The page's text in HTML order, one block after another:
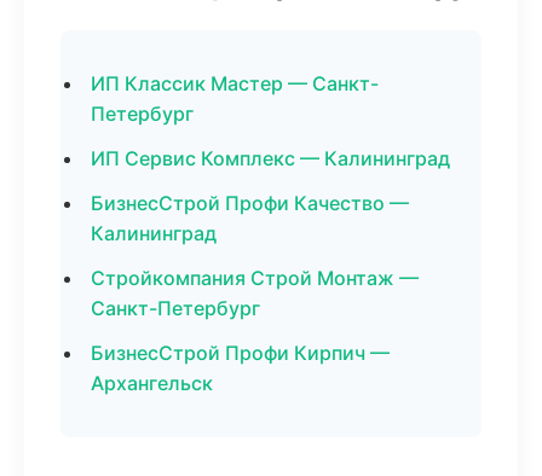
ИП Классик Мастер — Санкт-
Петербург
ИП Сервис Комплекс — Калининград
БизнесСтрой Профи Качество —
Калининград
Стройкомпания Строй Монтаж —
Санкт-Петербург
БизнесСтрой Профи Кирпич —
Архангельск